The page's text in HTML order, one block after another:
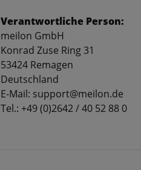
Verantwortliche Person:
meilon GmbH
Konrad Zuse Ring 31
53424 Remagen
Deutschland
E-Mail: support@meilon.de
Tel.: +49 (0)2642 / 40 52 88 0